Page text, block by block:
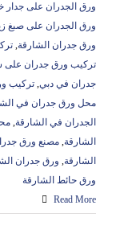
ورق الجدران على
ورق الجدران على صبغ
ورق جدران الشارقة,
تركيب ورق جدران على
جدران في دبي, تركيب
محل ورق جدران في
الجدران في الشارقة,
الشارقة, مصنع ورق
الشارقة, ورق جدران
ورق حائط الشارقة
Read More